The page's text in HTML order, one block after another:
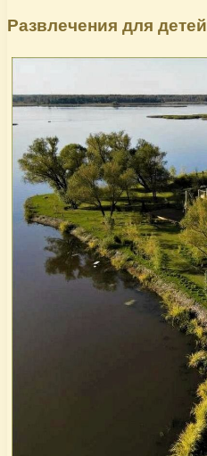
Развлечения для детей